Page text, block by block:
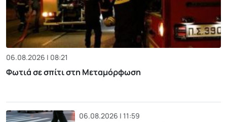
06.08.2026 | 08:21
Φωτιά σε σπίτι στη Μεταμόρφωση
06.08.2026 | 11:59